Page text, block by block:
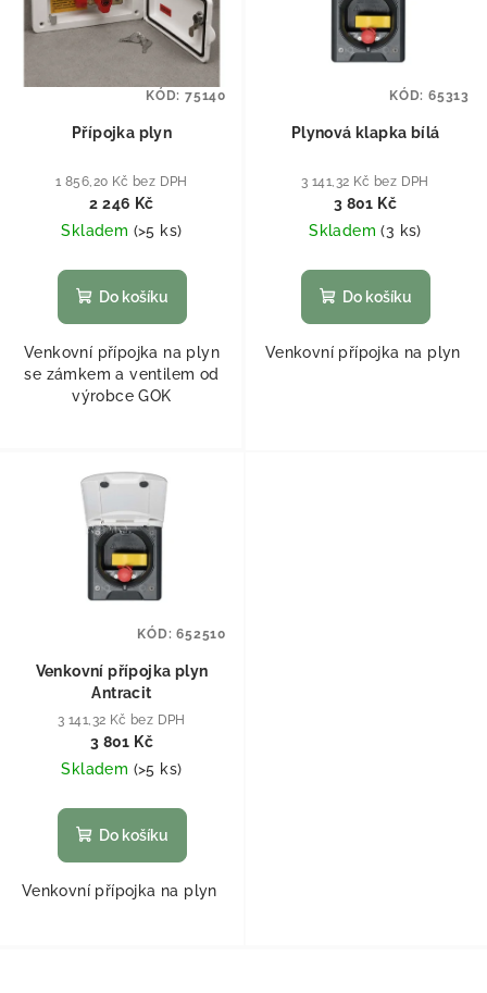
Přípojka plyn
1 856,20 Kč bez DPH
2 246 Kč
Skladem (>5 ks)
Do košíku
Venkovní přípojka na plyn
se zámkem a ventilem od
výrobce GOK
KÓD: 75140
Plynová klapka bílá
3 141,32 Kč bez DPH
3 801 Kč
Skladem(3 ks)
Do košíku
Venkovní přípojka na plyn
KÓD: 65313
Venkovní přípojka plyn
Antracit
3 141,32 Kč bez DPH
3 801 Kč
Skladem (>5 ks)
Do košíku
Venkovní přípojka na plyn
KÓD:652510